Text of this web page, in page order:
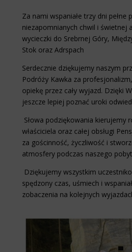
Za nami wspaniałe trzy dni pełne
niezapomnianych chwil i świetnej
wycieczki do Srebrnej Góry,
Stok oraz Adrspach
Serdecznie dziękujemy naszym
Podróży Kawka za
opiekę przez cały wyjazd. Dzięki
jeszcze lepiej poznać uroki
Słowa podziękowania kierujemy
właściciela oraz całej obsługi
za gościnność, życzliwość i
atmosfery podczas naszego
Dziękujemy wszystkim
spędzony czas, uśmiech i
zobaczenia na kolejnych